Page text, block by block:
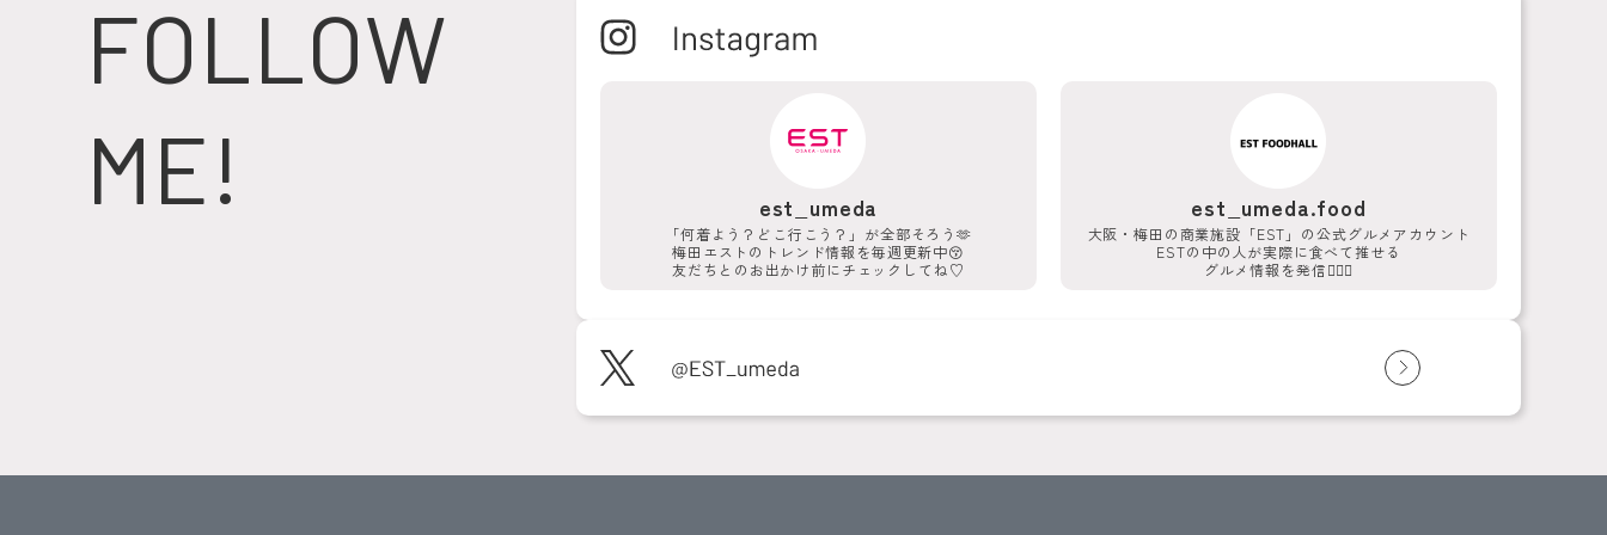
FOLLOW
ME!
est_umeda
「何着よう？どこ行こう？」が全部そろう🫶
梅田エストのトレンド情報を毎週更新中😚
友だちとのお出かけ前にチェックしてね♡
est_umeda.food
大阪・梅田の商業施設「EST」の公式グルメアカウント
ESTの中の人が実際に食べて推せる
グルメ情報を発信💁‍♀️✨